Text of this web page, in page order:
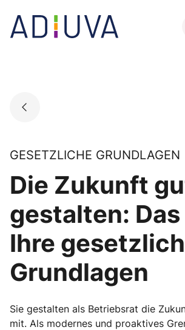
content
Go to landing page.
GESETZLICHE GRUNDLAGEN
Die Zukunft
gestalten:
Ihre
Grundlagen
Sie gestalten als Betriebsrat die
mit. Als modernes und proaktives